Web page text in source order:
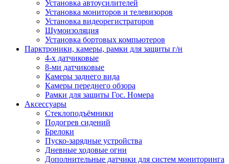
Установка автоусилителей
Установка мониторов и телевизоров
Установка видеорегистраторов
Шумоизоляция
Установка бортовых компьютеров
Парктроники, камеры, рамки для защиты г/н
4-х датчиковые
8-ми датчиковые
Камеры заднего вида
Камеры переднего обзора
Рамки для защиты Гос. Номера
Аксессуары
Стеклоподъёмники
Подогрев сидений
Брелоки
Пуско-зарядные устройства
Дневные ходовые огни
Дополнительные датчики для систем мониторинга